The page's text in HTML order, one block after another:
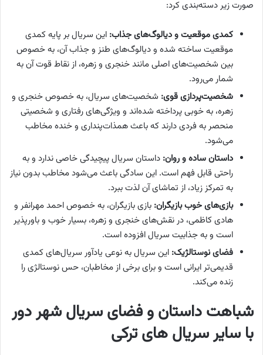
صورت زیر دسته‌بندی کرد:
کمدی موقعیت و دیالوگ‌های جذاب: این سریال بر پایه کمدی
موقعیت ساخته شده و دیالوگ‌های طنز و جذاب آن، به خصوص
بین شخصیت‌های اصلی مانند خنجری و زهره، از نقاط قوت آن به
شمار می‌رود.
شخصیت‌پردازی قوی: شخصیت‌های سریال، به خصوص خنجری و
زهره، به خوبی پرداخته شده‌اند و ویژگی‌های رفتاری و شخصیتی
منحصر به فردی دارند که باعث همذات‌پنداری و خنده مخاطب
می‌شود.
داستان ساده و روان: داستان سریال پیچیدگی خاصی ندارد و به
راحتی قابل فهم است. این سادگی باعث می‌شود مخاطب بدون نیاز
به تمرکز زیاد، از تماشای آن لذت ببرد.
بازی‌های خوب بازیگران: بازی بازیگران، به خصوص احمد مهرانفر و
هادی کاظمی، در نقش‌های خنجری و زهره، بسیار خوب و باورپذیر
است و به جذابیت سریال افزوده است.
فضای نوستالژیک: این سریال به نوعی یادآور سریال‌های کمدی
قدیمی‌تر ایرانی است و برای برخی از مخاطبان، حس نوستالژی را
زنده می‌کند.
شباهت داستان و فضای سریال شهر دور
با سایر سریال های ترکی